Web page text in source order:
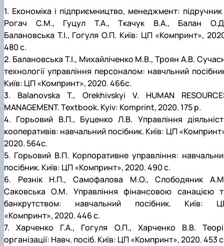
1. Економіка і підприємництво, менеджмент:
Рогач С.М., Гуцул Т.А., Ткачук В.А., Балан
Балановська Т.І., Гогуля О.П. Київ: ЦП «Компринт»,
480 с.
2. Балановська Т.І., Михайліченко М.В., Троян А.В.
технології управління персоналом: навчльний
Київ: ЦП «Компринт», 2020. 466с.
3. Balanovska T., Orekhivskyi V. HUMAN
MANAGEMENT. Textbook. Kyiv: Komprint, 2020. 175 p.
4. Горьовий В.П., Буценко Л.В. Управління
кооперативів: навчальний посібник. Київ: ЦП
2020. 564с.
5. Горьовий В.П. Корпоративне управління:
посібник. Київ: ЦП «Компринт», 2020. 490 с.
6. Резнік Н.П., Самофалова М.О., Слободяник
Саковська О.М. Управління фінансовою санацією
банкрутством: навчальний посібник. Київ:
«Компринт», 2020. 446 с.
7. Харченко Г.А., Гогуля О.П., Харченко В.В.
організації: Навч. посіб. Київ: ЦП «Компринт», 2020. 453